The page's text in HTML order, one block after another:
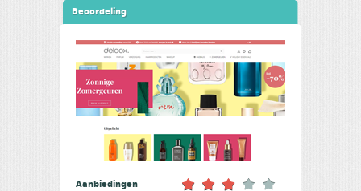
Beoordeling
Aanbiedingen